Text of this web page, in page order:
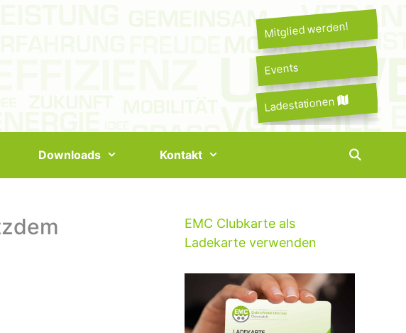
Mitglied werden!
Events
Ladestationen
Downloads Kontakt
EMC Clubkarte als
Ladekarte verwenden